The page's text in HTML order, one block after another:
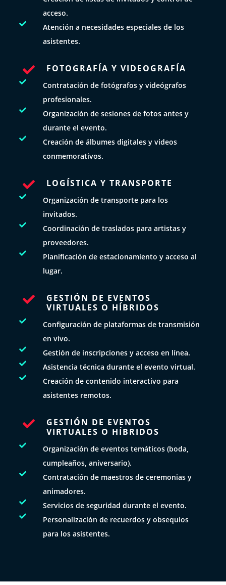
acceso.

Atención a necesidades especiales de los
asistentes.
 FOTOGRAFÍA Y VIDEOGRAFÍA

Contratación de fotógrafos y videógrafos
profesionales.

Organización de sesiones de fotos antes y
durante el evento.

Creación de álbumes digitales y videos
conmemorativos.
 LOGÍSTICA Y TRANSPORTE

Organización de transporte para los
invitados.

Coordinación de traslados para artistas y
proveedores.

Planificación de estacionamiento y acceso al
lugar.

GESTIÓN DE EVENTOS
VIRTUALES O HÍBRIDOS

Configuración de plataformas de transmisión
en vivo.
 Gestión de inscripciones y acceso en línea.
 Asistencia técnica durante el evento virtual.

Creación de contenido interactivo para
asistentes remotos.

GESTIÓN DE EVENTOS
VIRTUALES O HÍBRIDOS

Organización de eventos temáticos (boda,
cumpleaños, aniversario).

Contratación de maestros de ceremonias y
animadores.
 Servicios de seguridad durante el evento.

Personalización de recuerdos y obsequios
para los asistentes.